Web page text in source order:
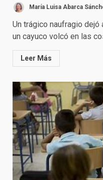
María Luisa Abarca
Un trágico naufragio
un cayuco volcó en las
Leer Más